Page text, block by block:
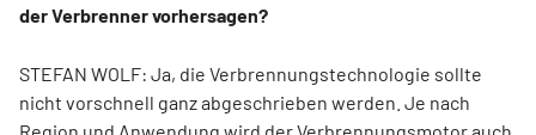
der Verbrenner vorhersagen?
STEFAN WOLF: Ja, die Verbrennungstechnologie sollte
nicht vorschnell ganz abgeschrieben werden. Je nach